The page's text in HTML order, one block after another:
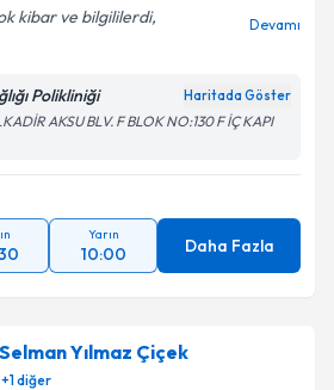
kibar ve bilgililerdi,
Devamı
Polikliniği Haritada Göster
AKSU BLV. F BLOK NO:130 F İÇ KAPI
Yarın
10:00 Daha Fazla
Yılmaz Çiçek
+1diğer